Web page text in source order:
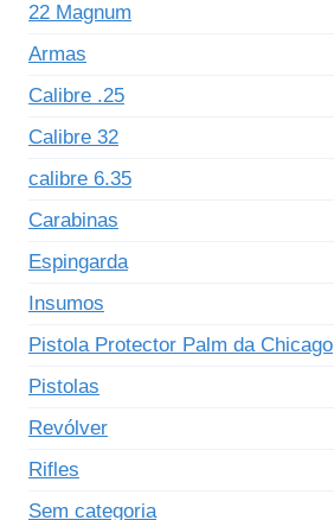
22 Magnum
Armas
Calibre .25
Calibre 32
calibre 6.35
Carabinas
Espingarda
Insumos
Pistola Protector Palm da Chicago
Pistolas
Revólver
Rifles
Sem categoria